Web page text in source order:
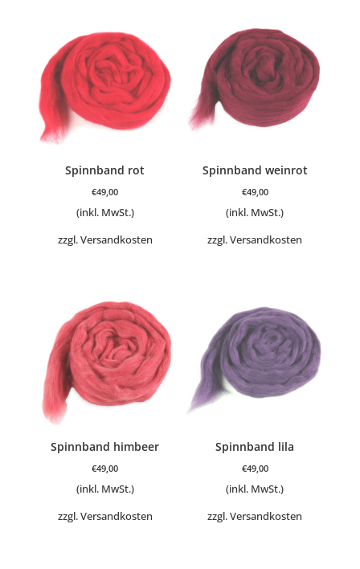
Spinnband rot
€49,00
(inkl. MwSt.)
zzgl.Versandkosten
Spinnband weinrot
€49,00
(inkl. MwSt.)
zzgl.Versandkosten
Spinnband himbeer
€49,00
(inkl. MwSt.)
zzgl.Versandkosten
Spinnband lila
€49,00
(inkl. MwSt.)
zzgl.Versandkosten